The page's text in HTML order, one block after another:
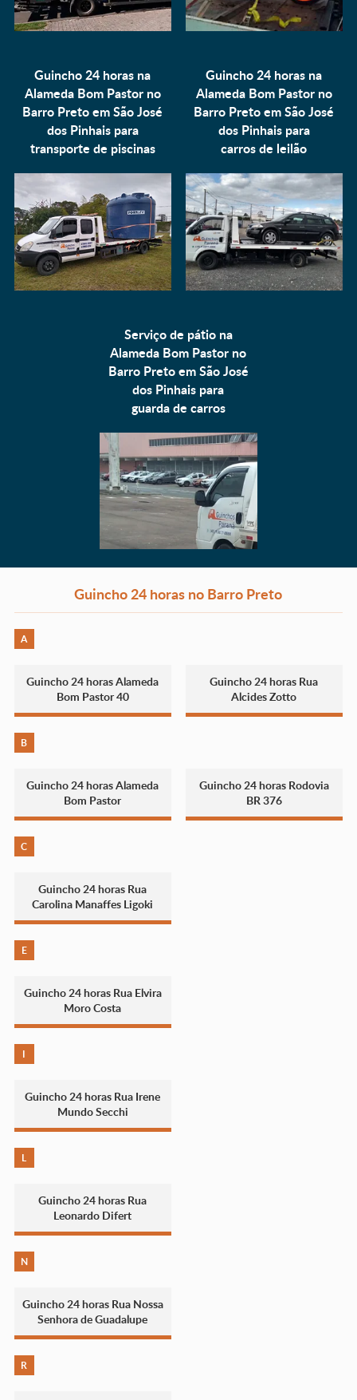
Guincho 24 horas na
Alameda Bom Pastor no
Barro Preto em São José
dos Pinhais para
transporte de piscinas
Guincho 24 horas na
Alameda Bom Pastor no
Barro Preto em São José
dos Pinhais para
carros de leilão
Serviço de pátio na
Alameda Bom Pastor no
Barro Preto em São José
dos Pinhais para
guarda de carros
Guincho 24 horas no Barro Preto
A
Guincho 24 horas Alameda
Bom Pastor 40
Guincho 24 horas Rua
Alcides Zotto
B
Guincho 24 horas Alameda
Bom Pastor
Guincho 24 horas Rodovia
BR 376
C
Guincho 24 horas Rua
Carolina Manaffes Ligoki
E
Guincho 24 horas Rua Elvira
Moro Costa
I
Guincho 24 horas Rua Irene
Mundo Secchi
L
Guincho 24 horas Rua
Leonardo Difert
N
Guincho 24 horas Rua Nossa
Senhora de Guadalupe
R